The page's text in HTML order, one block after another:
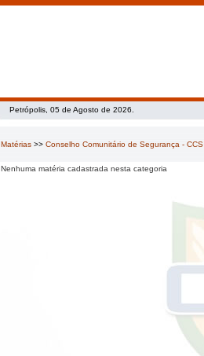
Petrópolis, 05 de Agosto de 2026.
Matérias >> Conselho Comunitário de Segurança - CCS
Nenhuma matéria cadastrada nesta categoria